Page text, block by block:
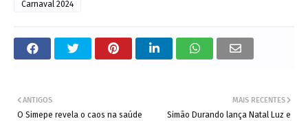
Carnaval 2024
MAIS RECENTES
Simão Durando lança Natal Luz e
ANTIGOS
O Simepe revela o caos na saúde